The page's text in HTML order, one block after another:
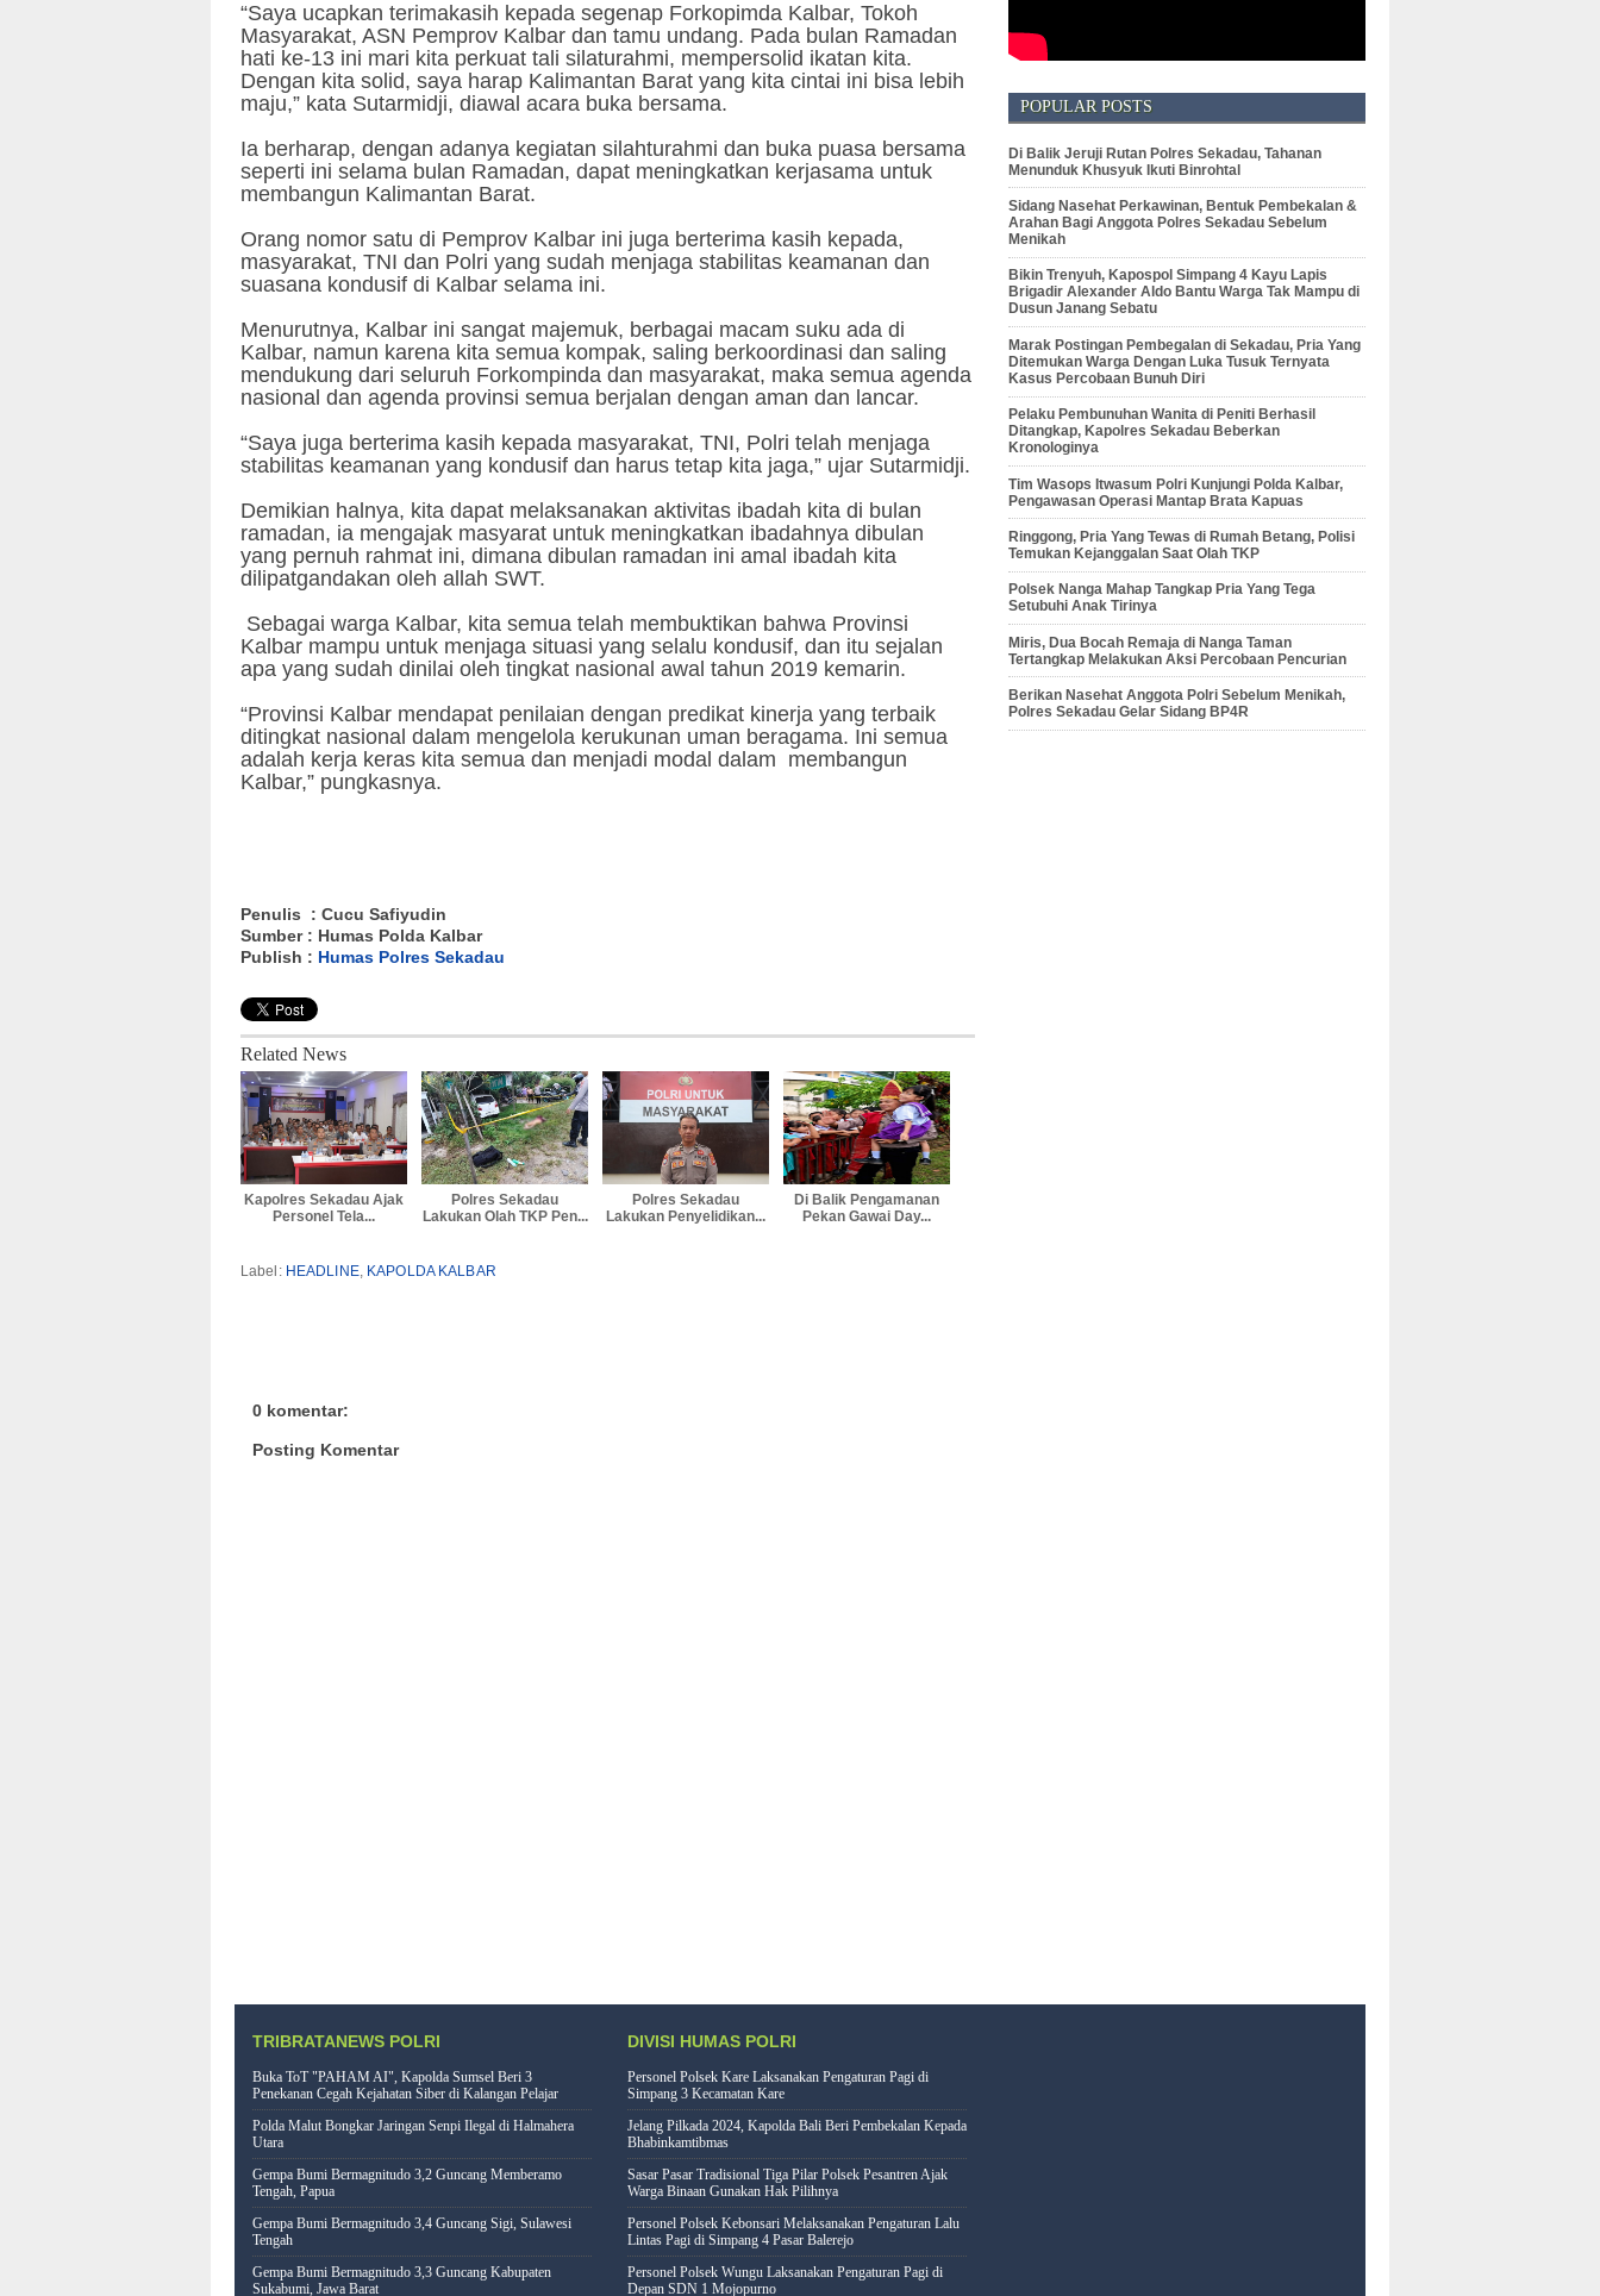
“Saya ucapkan terimakasih kepada segenap Forkopimda Kalbar, Tokoh
Masyarakat, ASN Pemprov Kalbar dan tamu undang. Pada bulan Ramadan
hati ke-13 ini mari kita perkuat tali silaturahmi, mempersolid ikatan kita.
Dengan kita solid, saya harap Kalimantan Barat yang kita cintai ini bisa lebih
maju,” kata Sutarmidji, diawal acara buka bersama.
Ia berharap, dengan adanya kegiatan silahturahmi dan buka puasa bersama
seperti ini selama bulan Ramadan, dapat meningkatkan kerjasama untuk
membangun Kalimantan Barat.
Orang nomor satu di Pemprov Kalbar ini juga berterima kasih kepada,
masyarakat, TNI dan Polri yang sudah menjaga stabilitas keamanan dan
suasana kondusif di Kalbar selama ini.
Menurutnya, Kalbar ini sangat majemuk, berbagai macam suku ada di
Kalbar, namun karena kita semua kompak, saling berkoordinasi dan saling
mendukung dari seluruh Forkompinda dan masyarakat, maka semua agenda
nasional dan agenda provinsi semua berjalan dengan aman dan lancar.
“Saya juga berterima kasih kepada masyarakat, TNI, Polri telah menjaga
stabilitas keamanan yang kondusif dan harus tetap kita jaga,” ujar Sutarmidji.
Demikian halnya, kita dapat melaksanakan aktivitas ibadah kita di bulan
ramadan, ia mengajak masyarat untuk meningkatkan ibadahnya dibulan
yang pernuh rahmat ini, dimana dibulan ramadan ini amal ibadah kita
dilipatgandakan oleh allah SWT.
Sebagai warga Kalbar, kita semua telah membuktikan bahwa Provinsi
Kalbar mampu untuk menjaga situasi yang selalu kondusif, dan itu sejalan
apa yang sudah dinilai oleh tingkat nasional awal tahun 2019 kemarin.
“Provinsi Kalbar mendapat penilaian dengan predikat kinerja yang terbaik
ditingkat nasional dalam mengelola kerukunan uman beragama. Ini semua
adalah kerja keras kita semua dan menjadi modal dalam membangun
Kalbar,” pungkasnya.
Penulis : Cucu Safiyudin
Sumber : Humas Polda Kalbar
Publish : Humas Polres Sekadau
Related News
Kapolres Sekadau Ajak
Personel Tela...
Polres Sekadau
Lakukan Olah TKP Pen...
Polres Sekadau
Lakukan Penyelidikan...
Di Balik Pengamanan
Pekan Gawai Day...
Label: HEADLINE, KAPOLDA KALBAR
0 komentar:
Posting Komentar
POPULAR POSTS
Di Balik Jeruji Rutan Polres Sekadau, Tahanan
Menunduk Khusyuk Ikuti Binrohtal
Sidang Nasehat Perkawinan, Bentuk Pembekalan &
Arahan Bagi Anggota Polres Sekadau Sebelum
Menikah
Bikin Trenyuh, Kapospol Simpang 4 Kayu Lapis
Brigadir Alexander Aldo Bantu Warga Tak Mampu di
Dusun Janang Sebatu
Marak Postingan Pembegalan di Sekadau, Pria Yang
Ditemukan Warga Dengan Luka Tusuk Ternyata
Kasus Percobaan Bunuh Diri
Pelaku Pembunuhan Wanita di Peniti Berhasil
Ditangkap, Kapolres Sekadau Beberkan
Kronologinya
Tim Wasops Itwasum Polri Kunjungi Polda Kalbar,
Pengawasan Operasi Mantap Brata Kapuas
Ringgong, Pria Yang Tewas di Rumah Betang, Polisi
Temukan Kejanggalan Saat Olah TKP
Polsek Nanga Mahap Tangkap Pria Yang Tega
Setubuhi Anak Tirinya
Miris, Dua Bocah Remaja di Nanga Taman
Tertangkap Melakukan Aksi Percobaan Pencurian
Berikan Nasehat Anggota Polri Sebelum Menikah,
Polres Sekadau Gelar Sidang BP4R
TRIBRATANEWS POLRI
Buka ToT "PAHAM AI", Kapolda Sumsel Beri 3
Penekanan Cegah Kejahatan Siber di Kalangan Pelajar
Polda Malut Bongkar Jaringan Senpi Ilegal di Halmahera
Utara
Gempa Bumi Bermagnitudo 3,2 Guncang Memberamo
Tengah, Papua
Gempa Bumi Bermagnitudo 3,4 Guncang Sigi, Sulawesi
Tengah
Gempa Bumi Bermagnitudo 3,3 Guncang Kabupaten
Sukabumi, Jawa Barat
DIVISI HUMAS POLRI
Personel Polsek Kare Laksanakan Pengaturan Pagi di
Simpang 3 Kecamatan Kare
Jelang Pilkada 2024, Kapolda Bali Beri Pembekalan Kepada
Bhabinkamtibmas
Sasar Pasar Tradisional Tiga Pilar Polsek Pesantren Ajak
Warga Binaan Gunakan Hak Pilihnya
Personel Polsek Kebonsari Melaksanakan Pengaturan Lalu
Lintas Pagi di Simpang 4 Pasar Balerejo
Personel Polsek Wungu Laksanakan Pengaturan Pagi di
Depan SDN 1 Mojopurno